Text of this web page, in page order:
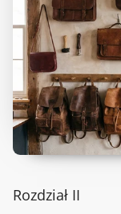
Rozdział II